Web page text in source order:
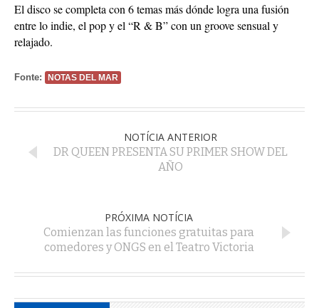
El disco se completa con 6 temas más dónde logra una fusión
entre lo indie, el pop y el “R & B” con un groove sensual y
relajado.
Fonte: NOTAS DEL MAR
NOTÍCIA ANTERIOR
DR QUEEN PRESENTA SU PRIMER SHOW DEL
AÑO
PRÓXIMA NOTÍCIA
Comienzan las funciones gratuitas para
comedores y ONGS en el Teatro Victoria